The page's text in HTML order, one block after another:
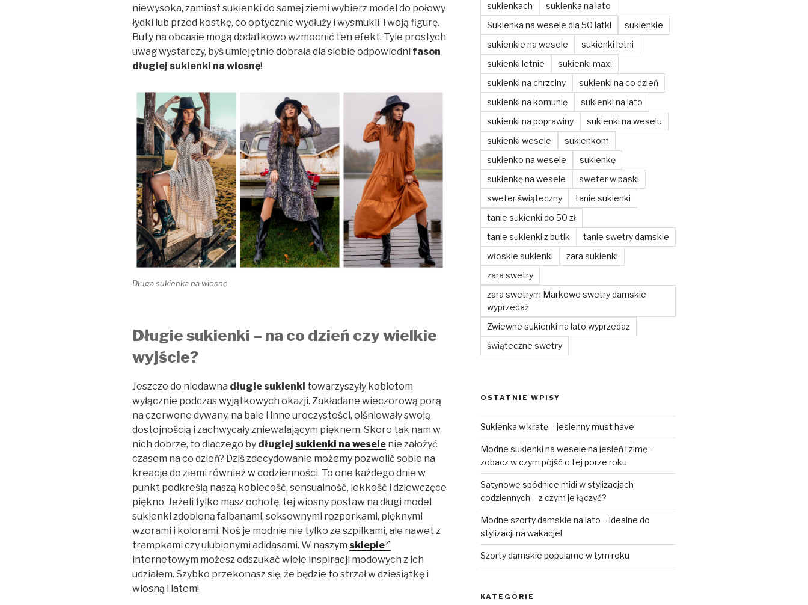
niewysoka, zamiast sukienki do samej ziemi wybierz model do połowy
łydki lub przed kostkę, co optycznie wydłuży i wysmukli Twoją figurę.
Buty na obcasie mogą dodatkowo wzmocnić ten efekt. Tyle prostych
uwag wystarczy, byś umiejętnie dobrała dla siebie odpowiedni fason
długiej sukienki na wiosnę!
Długa sukienka na wiosnę
Długie sukienki – na co dzień czy wielkie
wyjście?
Jeszcze do niedawna długie sukienki towarzyszyły kobietom
wyłącznie podczas wyjątkowych okazji. Zakładane wieczorową porą
na czerwone dywany, na bale i inne uroczystości, olśniewały swoją
dostojnością i zachwycały zniewalającym pięknem. Skoro tak nam w
nich dobrze, to dlaczego by długiej sukienki na wesele nie założyć
czasem na co dzień? Dziś zdecydowanie możemy pozwolić sobie na
kreacje do ziemi również w codzienności. To one każdego dnie w
punkt podkreślą naszą kobiecość, sensualność, lekkość i dziewczęce
piękno. Jeżeli tylko masz ochotę, tej wiosny postaw na długi model
sukienki zdobioną falbanami, seksownymi rozporkami, pięknymi
wzorami i kolorami. Noś je modnie nie tylko ze szpilkami, ale nawet z
trampkami czy ulubionymi adidasami. W naszym sklepie
internetowym możesz odszukać wiele inspiracji modowych z ich
udziałem. Szybko przekonasz się, że będzie to strzał w dziesiątkę i
wiosną i latem!
sukienkach
sukienka na lato
Sukienka na wesele dla 50 latki
sukienkie
sukienkie na wesele
sukienki letni
sukienki letnie
sukienki maxi
sukienki na chrzciny
sukienki na co dzień
sukienki na komunię
sukienki na lato
sukienki na poprawiny
sukienki na weselu
sukienki wesele
sukienkom
sukienko na wesele
sukienkę
sukienkę na wesele
sweter w paski
sweter świąteczny
tanie sukienki
tanie sukienki do 50 zł
tanie sukienki z butik
tanie swetry damskie
włoskie sukienki
zara sukienki
zara swetry
zara swetrym Markowe swetry damskie
wyprzedaż
Zwiewne sukienki na lato wyprzedaż
świąteczne swetry
OSTATNIE WPISY
Sukienka w kratę – jesienny must have
Modne sukienki na wesele na jesień i zimę –
zobacz w czym pójść o tej porze roku
Satynowe spódnice midi w stylizacjach
codziennych – z czym je łączyć?
Modne szorty damskie na lato – idealne do
stylizacji na wakacje!
Szorty damskie popularne w tym roku
KATEGORIE